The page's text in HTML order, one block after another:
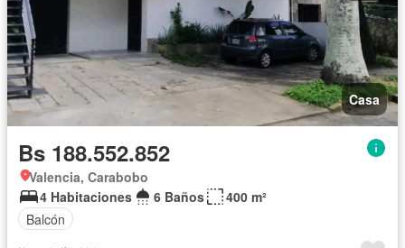
Casa
Bs 188.552.852
Valencia, Carabobo
4 Habitaciones
6 Baños
400 m²
Balcón